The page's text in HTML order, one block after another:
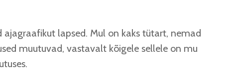
ajagraafikut lapsed. Mul on kaks tütart, nemad
muutuvad, vastavalt kõigele sellele on mu